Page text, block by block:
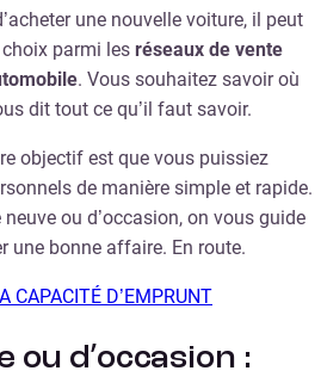
une nouvelle voiture, il peut
parmi les réseaux de vente
. Vous souhaitez savoir où
dit tout ce qu’il faut savoir.
objectif est que vous puissiez
de manière simple et rapide.
ou d’occasion, on vous guide
une bonne affaire. En route.
CAPACITÉ D’EMPRUNT
d’occasion :